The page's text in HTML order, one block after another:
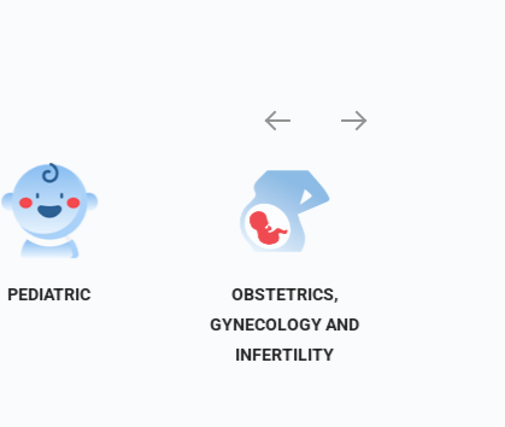
PEDIATRIC
OBSTETRICS,
GYNECOLOGY AND
INFERTILITY